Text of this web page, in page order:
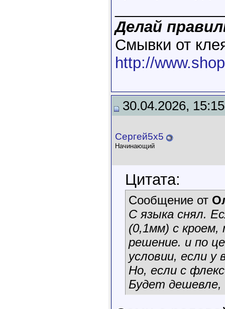
Делай
Смывки от
http://
30.04.2026, 15:15
Сергей5х5
Начинающий
Цитата:
Сообщение от
С языка снял.
(0,1мм) с кроем,
решение. и по
условии, если у
Но, если с
Будет дешевле,